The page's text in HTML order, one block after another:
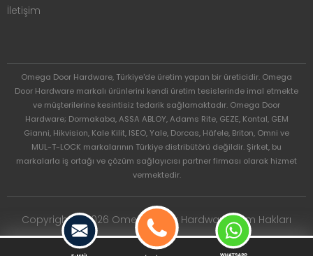
İletişim
Omega Door Hardware, Türkiye'de üretim yapan bir üreticidir. Omega
Door Hardware markalı ürünlerini kendi üretim tesislerinde imal etmekte
ve müşterilerine kesintisiz tedarik sağlamaktadır. Omega Door
Hardware; Dormakaba, ASSA ABLOY, Adams Rite, GEZE, Kontal, GEM
Gianni, Hikvision, Kale Kilit, ISEO, Yale, Dorcas, Häfele, Briton, Omni ve
MUL-T-LOCK markalarının Türkiye distribütörü değildir. Şirket, bu
markalarla iş ortağı ve çözüm sağlayıcısı partner firması olarak hizmet
vermektedir.
Copyright © 2026 Omega Door Hardware. Tüm Hakları
Saklıdır.